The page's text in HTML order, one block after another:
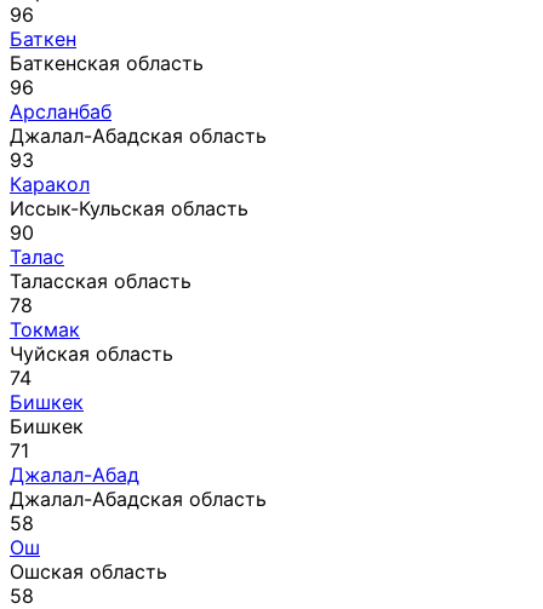
96
Баткен
Баткенская область
96
Арсланбаб
Джалал-Абадская область
93
Каракол
Иссык-Кульская область
90
Талас
Таласская область
78
Токмак
Чуйская область
74
Бишкек
Бишкек
71
Джалал-Абад
Джалал-Абадская область
58
Ош
Ошская область
58